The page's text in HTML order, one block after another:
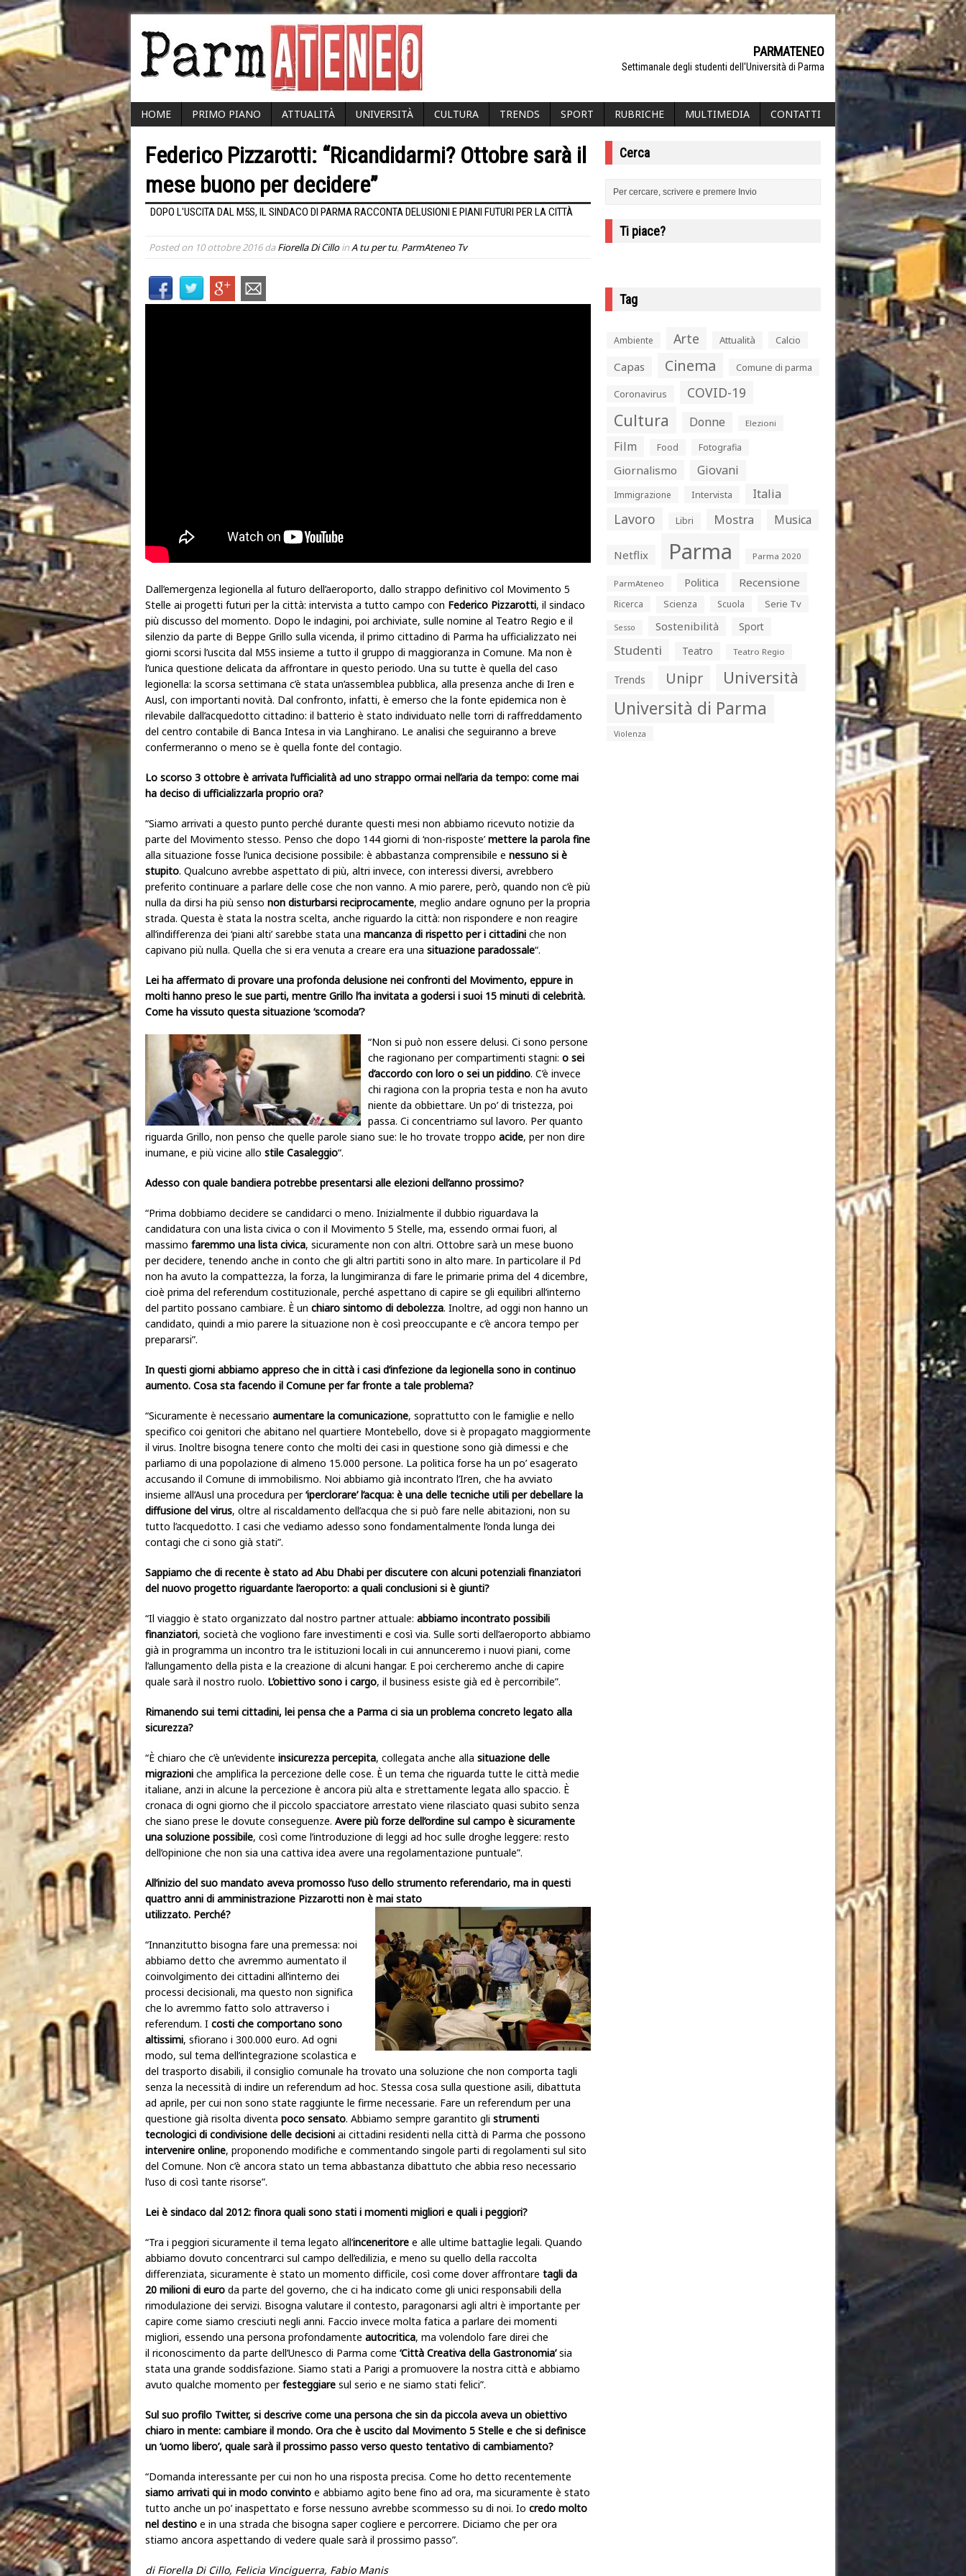
PARMATENEO
Settimanale degli studenti dell'Università di Parma
HOME PRIMO PIANO ATTUALITÀ UNIVERSITÀ CULTURA TRENDS SPORT RUBRICHE MULTIMEDIA CONTATTI
Federico Pizzarotti: “Ricandidarmi? Ottobre sarà il
mese buono per decidere”
DOPO L'USCITA DAL M5S, IL SINDACO DI PARMA RACCONTA DELUSIONI E PIANI FUTURI PER LA CITTÀ
Posted on 10 ottobre 2016daFiorella Di CilloinA tu per tu, ParmAteneo Tv
Dall’emergenza legionella al futuro dell’aeroporto, dallo strappo definitivo col Movimento 5
Stelle ai progetti futuri per la città: intervista a tutto campo con Federico Pizzarotti, il sindaco
più discusso del momento. Dopo le indagini, poi archiviate, sulle nomine al Teatro Regio e il
silenzio da parte di Beppe Grillo sulla vicenda, il primo cittadino di Parma ha ufficializzato nei
giorni scorsi l’uscita dal M5S insieme a tutto il gruppo di maggioranza in Comune. Ma non è
l’unica questione delicata da affrontare in questo periodo. Una su tutte è quella del caso
legionella: la scorsa settimana c’è stata un’assemblea pubblica, alla presenza anche di Iren e
Ausl, con importanti novità. Dal confronto, infatti, è emerso che la fonte epidemica non è
rilevabile dall’acquedotto cittadino: il batterio è stato individuato nelle torri di raffreddamento
del centro contabile di Banca Intesa in via Langhirano. Le analisi che seguiranno a breve
confermeranno o meno se è quella fonte del contagio.
Lo scorso 3 ottobre è arrivata l’ufficialità ad uno strappo ormai nell’aria da tempo: come mai
ha deciso di ufficializzarla proprio ora?
“Siamo arrivati a questo punto perché durante questi mesi non abbiamo ricevuto notizie da
parte del Movimento stesso. Penso che dopo 144 giorni di ‘non-risposte’mettere la parola fine
alla situazione fosse l’unica decisione possibile: è abbastanza comprensibile e nessuno si è
stupito. Qualcuno avrebbe aspettato di più, altri invece, con interessi diversi, avrebbero
preferito continuare a parlare delle cose che non vanno. A mio parere, però, quando non c’è più
nulla da dirsi ha più senso non disturbarsi reciprocamente, meglio andare ognuno per la propria
strada. Questa è stata la nostra scelta, anche riguardo la città: non rispondere e non reagire
all’indifferenza dei ‘piani alti’ sarebbe stata una mancanza di rispetto per i cittadini che non
capivano più nulla. Quella che si era venuta a creare era una situazione paradossale“.
Lei ha affermato di provare una profonda delusione nei confronti del Movimento, eppure in
molti hanno preso le sue parti, mentre Grillo l’ha invitata a godersi i suoi 15 minuti di celebrità.
Come ha vissuto questa situazione ‘scomoda’?
“Non si può non essere delusi. Ci sono persone
che ragionano per compartimenti stagni: o sei
d’accordo con loro o sei un piddino. C’è invece
chi ragiona con la propria testa e non ha avuto
niente da obbiettare. Un po’ di tristezza, poi
passa. Ci concentriamo sul lavoro. Per quanto
riguarda Grillo, non penso che quelle parole siano sue: le ho trovate troppo acide, per non dire
inumane, e più vicine allo stile Casaleggio“.
Adesso con quale bandiera potrebbe presentarsi alle elezioni dell’anno prossimo?
“Prima dobbiamo decidere se candidarci o meno. Inizialmente il dubbio riguardava la
candidatura con una lista civica o con il Movimento 5 Stelle, ma, essendo ormai fuori, al
massimo faremmo una lista civica, sicuramente non con altri. Ottobre sarà un mese buono
per decidere, tenendo anche in conto che gli altri partiti sono in alto mare. In particolare il Pd
non ha avuto la compattezza, la forza, la lungimiranza di fare le primarie prima del 4 dicembre,
cioè prima del referendum costituzionale, perché aspettano di capire se gli equilibri all’interno
del partito possano cambiare. È un chiaro sintomo di debolezza. Inoltre, ad oggi non hanno un
candidato, quindi a mio parere la situazione non è così preoccupante e c’è ancora tempo per
prepararsi”.
In questi giorni abbiamo appreso che in città i casi d’infezione da legionella sono in continuo
aumento. Cosa sta facendo il Comune per far fronte a tale problema?
“Sicuramente è necessario aumentare la comunicazione, soprattutto con le famiglie e nello
specifico coi genitori che abitano nel quartiere Montebello, dove si è propagato maggiormente
il virus. Inoltre bisogna tenere conto che molti dei casi in questione sono già dimessi e che
parliamo di una popolazione di almeno 15.000 persone. La politica forse ha un po’ esagerato
accusando il Comune di immobilismo. Noi abbiamo già incontrato l’Iren, che ha avviato
insieme all’Ausl una procedura per‘iperclorare’ l’acqua: è una delle tecniche utili per debellare la
diffusione del virus, oltre al riscaldamento dell’acqua che si può fare nelle abitazioni, non su
tutto l’acquedotto. I casi che vediamo adesso sono fondamentalmente l’onda lunga dei
contagi che ci sono già stati”.
Sappiamo che di recente è stato ad Abu Dhabi per discutere con alcuni potenziali finanziatori
del nuovo progetto riguardante l’aeroporto: a quali conclusioni si è giunti?
“Il viaggio è stato organizzato dal nostro partner attuale: abbiamo incontrato possibili
finanziatori, società che vogliono fare investimenti e così via. Sulle sorti dell’aeroporto abbiamo
già in programma un incontro tra le istituzioni locali in cui annunceremo i nuovi piani, come
l’allungamento della pista e la creazione di alcuni hangar. E poi cercheremo anche di capire
quale sarà il nostro ruolo. L’obiettivo sono i cargo, il business esiste già ed è percorribile”.
Rimanendo sui temi cittadini, lei pensa che a Parma ci sia un problema concreto legato alla
sicurezza?
“È chiaro che c’è un’evidente insicurezza percepita, collegata anche alla situazione delle
migrazioni che amplifica la percezione delle cose. È un tema che riguarda tutte le città medie
italiane, anzi in alcune la percezione è ancora più alta e strettamente legata allo spaccio. È
cronaca di ogni giorno che il piccolo spacciatore arrestato viene rilasciato quasi subito senza
che siano prese le dovute conseguenze. Avere più forze dell’ordine sul campo è sicuramente
una soluzione possibile, così come l’introduzione di leggi ad hoc sulle droghe leggere: resto
dell’opinione che non sia una cattiva idea avere una regolamentazione puntuale”.
All’inizio del suo mandato aveva promosso l’uso dello strumento referendario, ma in questi
quattro anni di amministrazione Pizzarotti non è mai stato
utilizzato. Perché?
“Innanzitutto bisogna fare una premessa: noi
abbiamo detto che avremmo aumentato il
coinvolgimento dei cittadini all’interno dei
processi decisionali, ma questo non significa
che lo avremmo fatto solo attraverso i
referendum. I costi che comportano sono
altissimi, sfiorano i 300.000 euro. Ad ogni
modo, sul tema dell’integrazione scolastica e
del trasporto disabili, il consiglio comunale ha trovato una soluzione che non comporta tagli
senza la necessità di indire un referendum ad hoc. Stessa cosa sulla questione asili, dibattuta
ad aprile, per cui non sono state raggiunte le firme necessarie. Fare un referendum per una
questione già risolta diventa poco sensato. Abbiamo sempre garantito gli strumenti
tecnologici di condivisione delle decisioni ai cittadini residenti nella città di Parma che possono
intervenire online, proponendo modifiche e commentando singole parti di regolamenti sul sito
del Comune. Non c’è ancora stato un tema abbastanza dibattuto che abbia reso necessario
l’uso di così tante risorse”.
Lei è sindaco dal 2012: finora quali sono stati i momenti migliori e quali i peggiori?
“Tra i peggiori sicuramente il tema legato all’inceneritore e alle ultime battaglie legali. Quando
abbiamo dovuto concentrarci sul campo dell’edilizia, e meno su quello della raccolta
differenziata, sicuramente è stato un momento difficile, così come dover affrontare tagli da
20 milioni di euro da parte del governo, che ci ha indicato come gli unici responsabili della
rimodulazione dei servizi. Bisogna valutare il contesto, paragonarsi agli altri è importante per
capire come siamo cresciuti negli anni. Faccio invece molta fatica a parlare dei momenti
migliori, essendo una persona profondamente autocritica, ma volendolo fare direi che
il riconoscimento da parte dell’Unesco di Parma come ‘Città Creativa della Gastronomia’sia
stata una grande soddisfazione. Siamo stati a Parigi a promuovere la nostra città e abbiamo
avuto qualche momento perfesteggiare sul serio e ne siamo stati felici”.
Sul suo profilo Twitter, si descrive come una persona che sin da piccola aveva un obiettivo
chiaro in mente: cambiare il mondo. Ora che è uscito dal Movimento 5 Stelle e che si definisce
un ‘uomo libero’, quale sarà il prossimo passo verso questo tentativo di cambiamento?
“Domanda interessante per cui non ho una risposta precisa. Come ho detto recentemente
siamo arrivati qui in modo convinto e abbiamo agito bene fino ad ora, ma sicuramente è stato
tutto anche un po’ inaspettato e forse nessuno avrebbe scommesso su di noi. Io credo molto
nel destino e in una strada che bisogna saper cogliere e percorrere. Diciamo che per ora
stiamo ancora aspettando di vedere quale sarà il prossimo passo”.
di Fiorella Di Cillo, Felicia Vinciguerra, Fabio Manis
Cerca
Ti piace?
Tag
Ambiente Arte Attualità Calcio
Capas Cinema Comune di parma
Coronavirus COVID-19
Cultura Donne Elezioni
Film Food Fotografia
Giornalismo Giovani
Immigrazione Intervista Italia
Lavoro Libri Mostra Musica
Netflix Parma Parma 2020
ParmAteneo Politica Recensione
Ricerca Scienza Scuola Serie Tv
Sesso Sostenibilità Sport
Studenti Teatro Teatro Regio
Trends Unipr Università
Università di Parma
Violenza